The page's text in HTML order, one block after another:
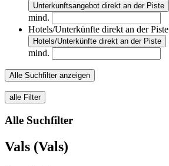
Unterkunftsangebot direkt an der Piste
mind.
Hotels/Unterkünfte direkt an der Piste
Hotels/Unterkünfte direkt an der Piste
mind.
Alle Suchfilter anzeigen
alle Filter
Alle Suchfilter
Vals (Vals)